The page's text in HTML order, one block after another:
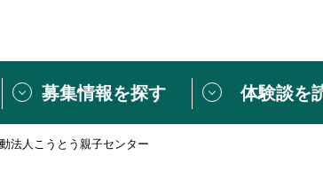
募集情報を探す 体験談を
法人こうとう親子センター